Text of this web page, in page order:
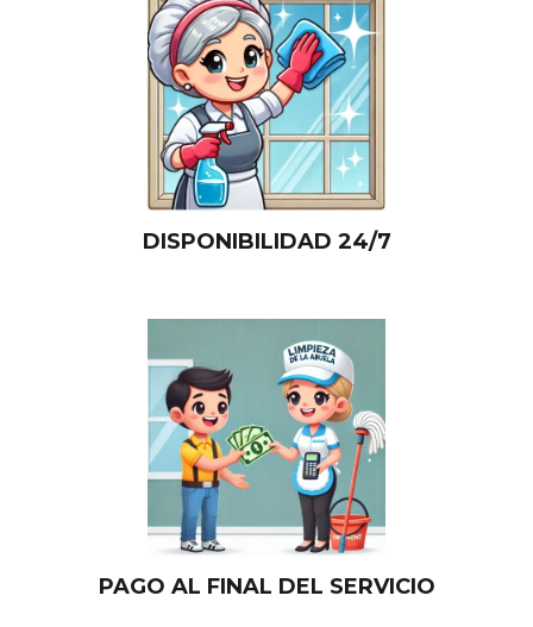
DISPONIBILIDAD 24/7
PAGO AL FINAL DEL SERVICIO